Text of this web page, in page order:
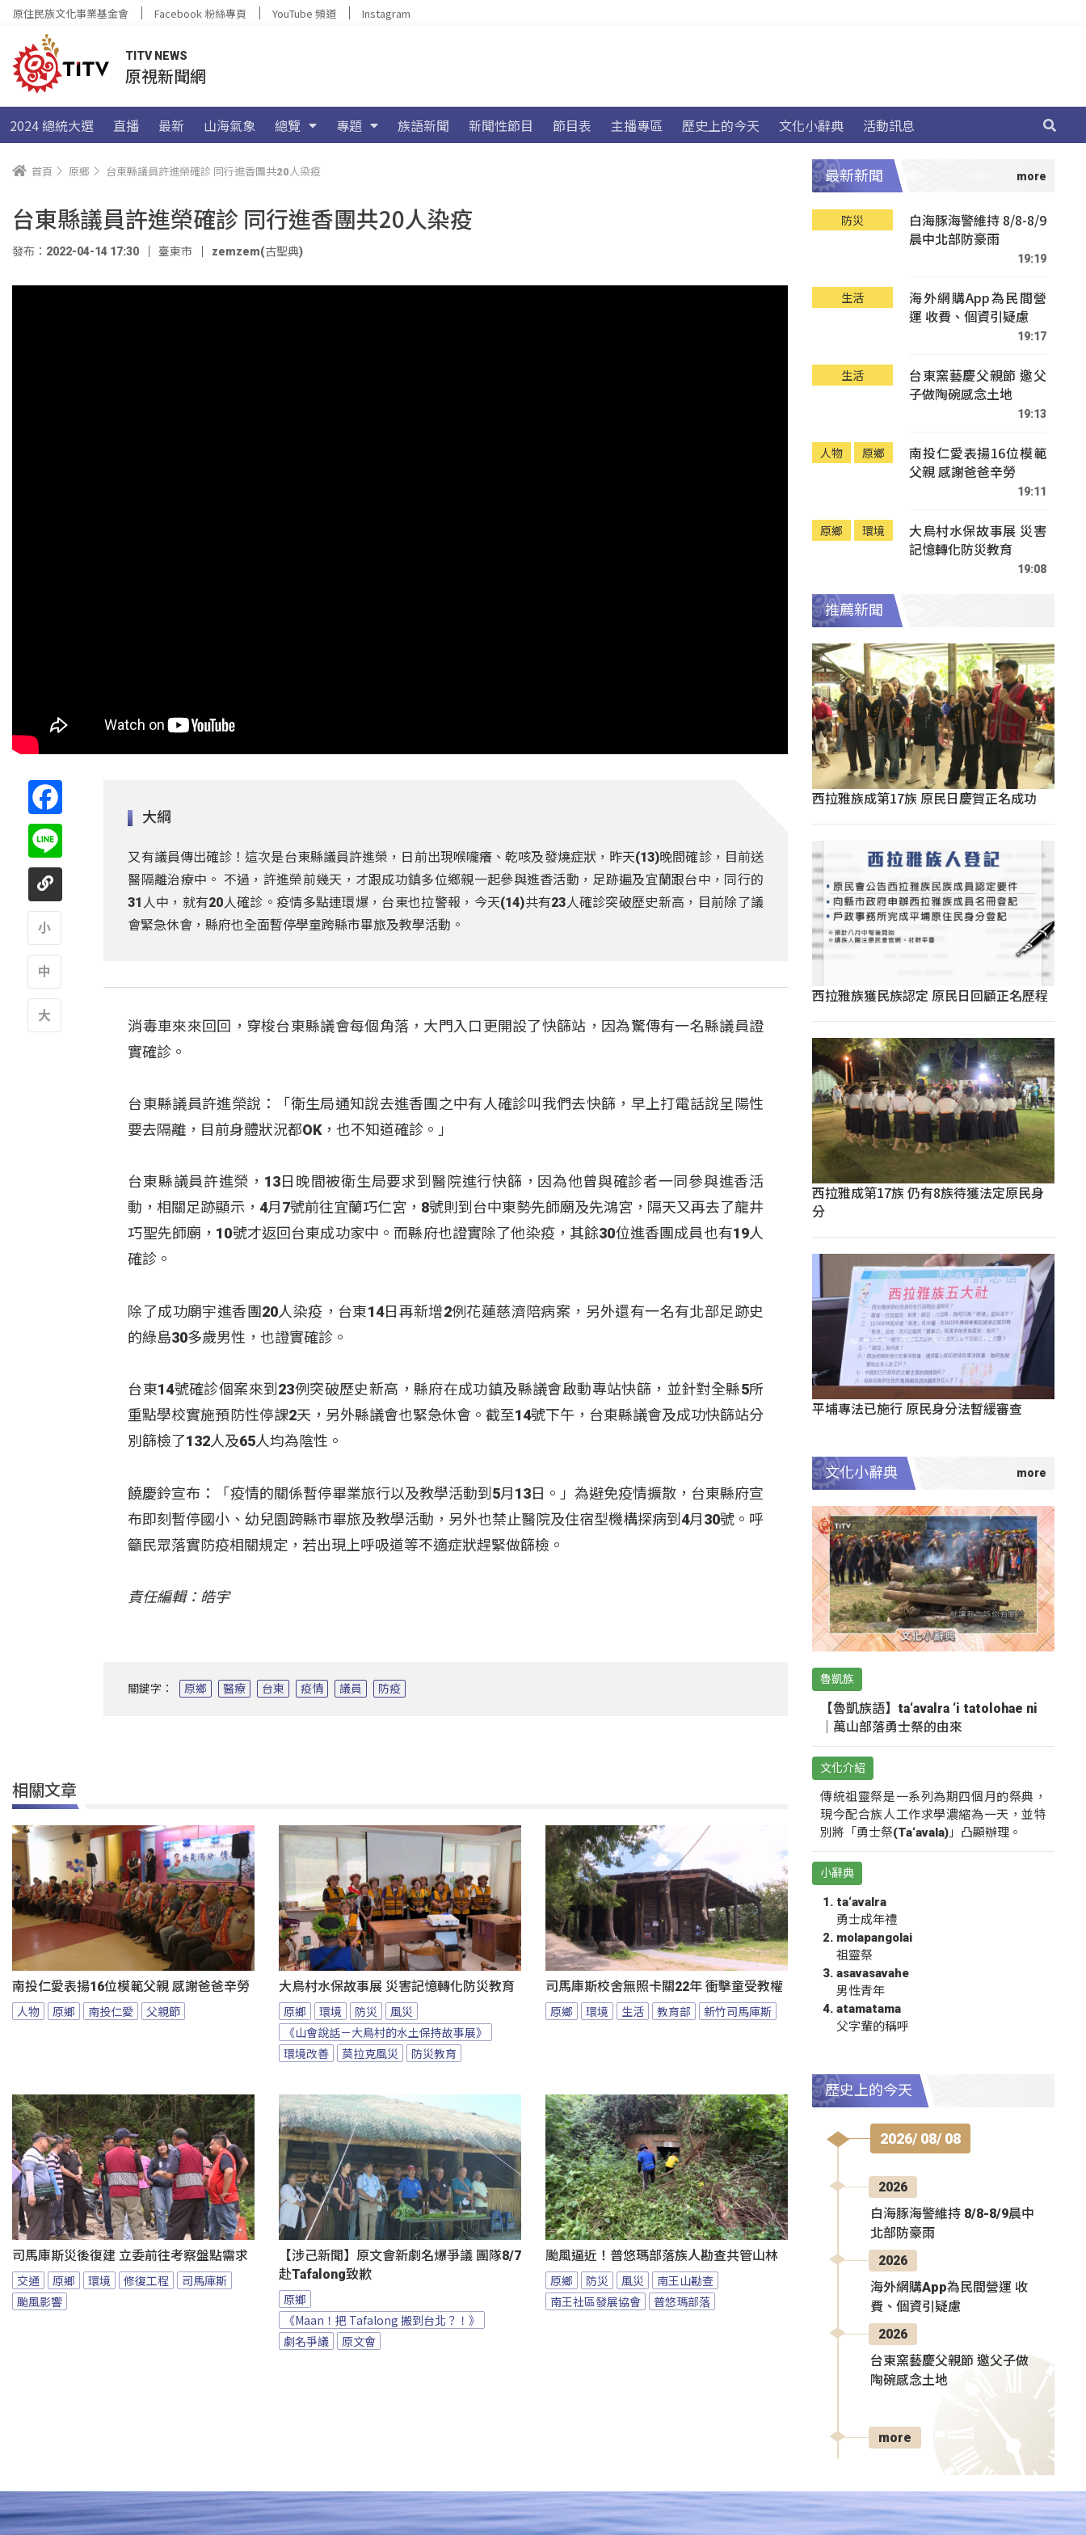
原住民族文化事業基金會 Facebook 粉絲專頁 YouTube 頻道 Instagram
TITV NEWS
原視新聞網
2024 總統大選 直播 最新 山海氣象 總覽 專題 族語新聞 新聞性節目 節目表 主播專區 歷史上的今天 文化小辭典 活動訊息
首頁 原鄉 台東縣議員許進榮確診 同行進香團共20人染疫
台東縣議員許進榮確診 同行進香團共20人染疫
發布：2022-04-14 17:30 臺東市 zemzem(古聖典)
大綱
又有議員傳出確診！這次是台東縣議員許進榮，日前出現喉嚨癢、乾咳及發燒症狀，昨天(13)晚間確診，目前送
醫隔離治療中。 不過，許進榮前幾天，才跟成功鎮多位鄉親一起參與進香活動，足跡遍及宜蘭跟台中，同行的
31人中，就有20人確診。疫情多點連環爆，台東也拉警報，今天(14)共有23人確診突破歷史新高，目前除了議
會緊急休會，縣府也全面暫停學童跨縣市畢旅及教學活動。
消毒車來來回回，穿梭台東縣議會每個角落，大門入口更開設了快篩站，因為驚傳有一名縣議員證
實確診。
台東縣議員許進榮說：「衛生局通知說去進香團之中有人確診叫我們去快篩，早上打電話說呈陽性
要去隔離，目前身體狀況都OK，也不知道確診。」
台東縣議員許進榮，13日晚間被衛生局要求到醫院進行快篩，因為他曾與確診者一同參與進香活
動，相關足跡顯示，4月7號前往宜蘭巧仁宮，8號則到台中東勢先師廟及先鴻宮，隔天又再去了龍井
巧聖先師廟，10號才返回台東成功家中。而縣府也證實除了他染疫，其餘30位進香團成員也有19人
確診。
除了成功廟宇進香團20人染疫，台東14日再新增2例花蓮慈濟陪病案，另外還有一名有北部足跡史
的綠島30多歲男性，也證實確診。
台東14號確診個案來到23例突破歷史新高，縣府在成功鎮及縣議會啟動專站快篩，並針對全縣5所
重點學校實施預防性停課2天，另外縣議會也緊急休會。截至14號下午，台東縣議會及成功快篩站分
別篩檢了132人及65人均為陰性。
饒慶鈴宣布：「疫情的關係暫停畢業旅行以及教學活動到5月13日。」為避免疫情擴散，台東縣府宣
布即刻暫停國小、幼兒園跨縣市畢旅及教學活動，另外也禁止醫院及住宿型機構探病到4月30號。呼
籲民眾落實防疫相關規定，若出現上呼吸道等不適症狀趕緊做篩檢。
責任編輯：皓宇
關鍵字： 原鄉 醫療 台東 疫情 議員 防疫
相關文章
南投仁愛表揚16位模範父親 感謝爸爸辛勞
人物 原鄉 南投仁愛 父親節
大鳥村水保故事展 災害記憶轉化防災教育
原鄉 環境 防災
風災
《山會說話－大鳥村的水土保持故事展》
環境改善
莫拉克風災 防災教育
司馬庫斯校舍無照卡關22年 衝擊童受教權
原鄉 環境 生活 教育部 新竹司馬庫斯
司馬庫斯災後復建 立委前往考察盤點需求
交通 原鄉 環境 修復工程
司馬庫斯
颱風影響
【涉己新聞】原文會新劇名爆爭議 團隊8/7
赴Tafalong致歉
原鄉
《Maan！把 Tafalong 搬到台北？！》
劇名爭議
原文會
颱風逼近！普悠瑪部落族人勘查共管山林
原鄉 防災 風災
南王山勘查
南王社區發展協會
普悠瑪部落
最新新聞
防災
白海豚海警維持 8/8-8/9
晨中北部防豪雨
19:19
生活
海外網購App為民間營
運 收費、個資引疑慮
19:17
生活
台東窯藝慶父親節 邀父
子做陶碗感念土地
19:13
人物 原鄉
南投仁愛表揚16位模範
父親 感謝爸爸辛勞
19:11
原鄉 環境
大鳥村水保故事展 災害
記憶轉化防災教育
19:08
推薦新聞
西拉雅族成第17族 原民日慶賀正名成功
西拉雅族獲民族認定 原民日回顧正名歷程
西拉雅成第17族 仍有8族待獲法定原民身
分
平埔專法已施行 原民身分法暫緩審查
文化小辭典
魯凱族
【魯凱族語】ta‘avalra ‘i tatolohae ni
｜萬山部落勇士祭的由來
文化介紹
傳統祖靈祭是一系列為期四個月的祭典，
現今配合族人工作求學濃縮為一天，並特
別將「勇士祭(Ta‘avala)」凸顯辦理。
小辭典
ta‘avalra
勇士成年禮
molapangolai
祖靈祭
asavasavahe
男性青年
atamatama
父字輩的稱呼
歷史上的今天
2026/ 08/ 08
2026
白海豚海警維持 8/8-8/9晨中
北部防豪雨
2026
海外網購App為民間營運 收
費、個資引疑慮
2026
台東窯藝慶父親節 邀父子做
陶碗感念土地
more